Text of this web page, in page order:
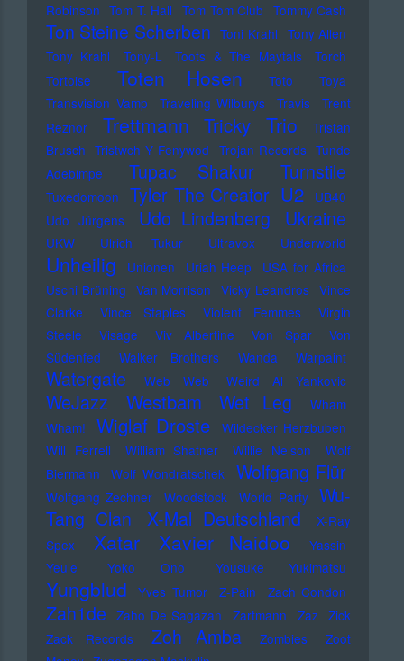
Robinson Tom T. Hall Tom Tom Club Tommy Cash
Ton Steine Scherben Toni Krahl Tony Allen
Tony Krahl
Tony-L Toots & The Maytals
Torch
Tortoise
Toten Hosen Toto
Toya
Transvision Vamp
Traveling Wilburys Travis
Trent
Reznor
Trettmann Tricky Trio
Tristan
Brusch Tristwch Y Fenywod Trojan Records Tunde
Adebimpe
Tupac Shakur Turnstile
Tuxedomoon Tyler The Creator U2
UB40
Udo Jürgens
Udo Lindenberg Ukraine
UKW Ulrich Tukur Ultravox Underworld
Unheilig Unionen Uriah Heep
USA for Africa
Uschi Brüning Van Morrison Vicky Leandros Vince
Clarke
Vince Staples Violent Femmes
Virgin
Steele
Visage Viv Albertine Von Spar
Von
Südenfed
Walker Brothers Wanda Warpaint
Watergate Web Web Weird Al Yankovic
WeJazz Westbam Wet Leg
Wham
Wham!
Wiglaf Droste
Wildecker Herzbuben
Will Ferrell
William Shatner Willie Nelson
Wolf
Biermann
Wolf Wondratschek Wolfgang Flür
Wolfgang Zechner Woodstock World Party
Wu-
Tang Clan
X-Mal Deutschland
X-Ray
Spex
Xatar Xavier Naidoo
Yassin
Yeule
Yoko Ono Yousuke Yukimatsu
Yungblud Yves Tumor Z-Pain Zach Condon
Zah1de Zaho De Sagazan Zartmann Zaz Zick
Zack Records
Zoh Amba Zombies
Zoot